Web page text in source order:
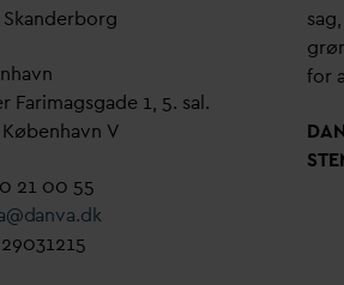
Farimagsgade 1, 5. sal.
V
21 00 55
danva.dk
for
DAN